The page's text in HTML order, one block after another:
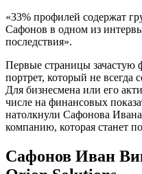
«33% профилей содержат
Сафонов в одном из
последствия».
Первые страницы
портрет, который не всегда
Для бизнесмена или его
числе на финансовых
натолкнули Сафонова
компанию, которая станет
Сафонов Иван